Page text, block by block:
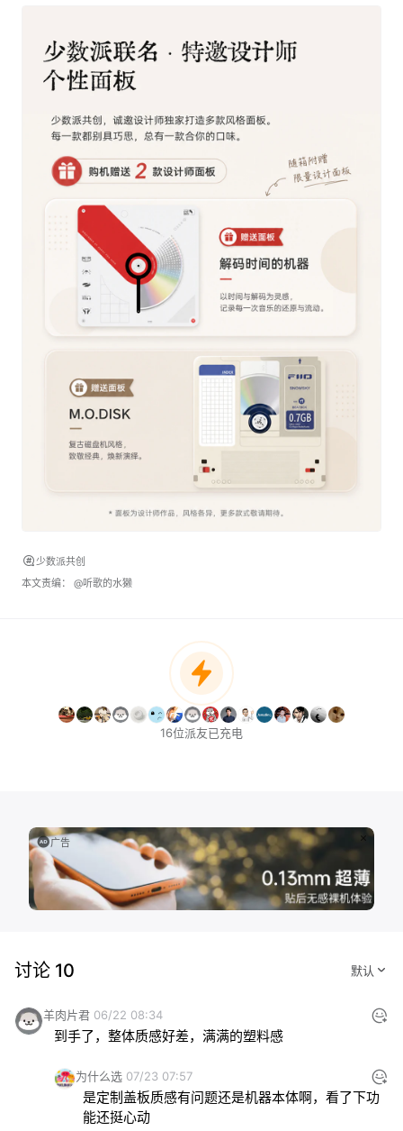
少数派共创
本文责编： @听歌的水獭
16位派友已充电
广告
讨论 10
羊肉片君 06/22 08:34
到手了，整体质感好差，满满的塑料感
为什么选 07/23 07:57
是定制盖板质感有问题还是机器本体啊，看了下功
能还挺心动